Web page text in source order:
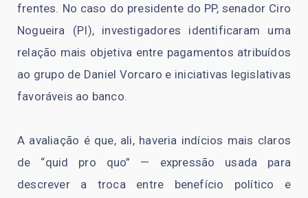
frentes. No caso do presidente do PP, senador Ciro
Nogueira (PI), investigadores identificaram uma
relação mais objetiva entre pagamentos atribuídos
ao grupo de Daniel Vorcaro e iniciativas legislativas
favoráveis ao banco.
A avaliação é que, ali, haveria indícios mais claros
de “quid pro quo” — expressão usada para
descrever a troca entre benefício político e